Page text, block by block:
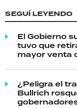
SEGUÍ LEYENDO
El Gobierno
tuvo que
mayor venta
¿Peligra el
Bullrich